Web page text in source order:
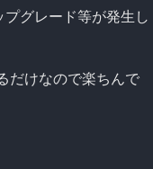
グレード等が発生し
だけなので楽ちんで